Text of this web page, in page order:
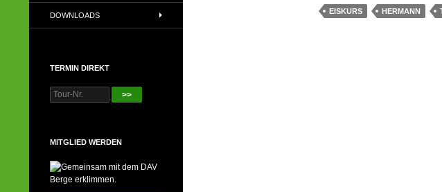
EISKURS HERMANN
DOWNLOADS
TERMIN DIREKT
>>
MITGLIED WERDEN